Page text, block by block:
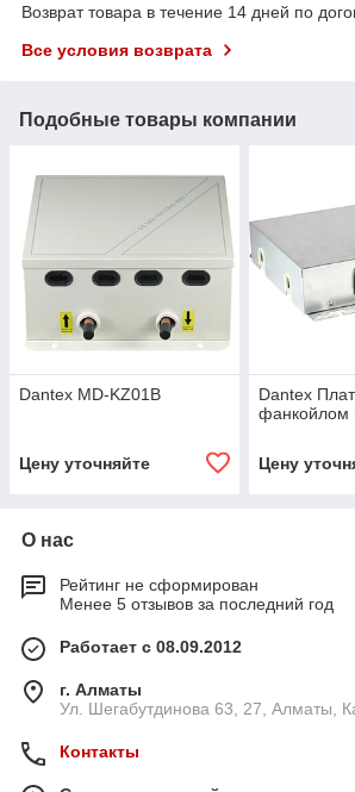
Возврат товара в течение 14 дней по
Все условия возврата
Подобные товары компании
Dantex MD-KZ01B
Цену уточняйте
Dantex
фанкойлом
Цену
О нас
Рейтинг не сформирован
Менее 5 отзывов за последний год
Работает с 08.09.2012
г. Алматы
Ул. Шегабутдинова 63, 27, Алматы,
Контакты